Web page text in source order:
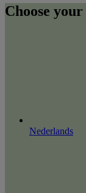
Choose
Nederlands